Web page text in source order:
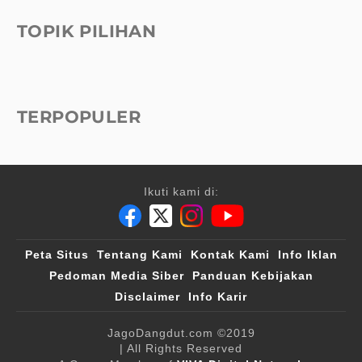
TOPIK PILIHAN
TERPOPULER
Ikuti kami di:
Peta Situs Tentang Kami Kontak Kami
Info Iklan
Pedoman Media Siber
Panduan Kebijakan
Disclaimer
Info Karir
JagoDangdut.com ©2019
| All Rights Reserved